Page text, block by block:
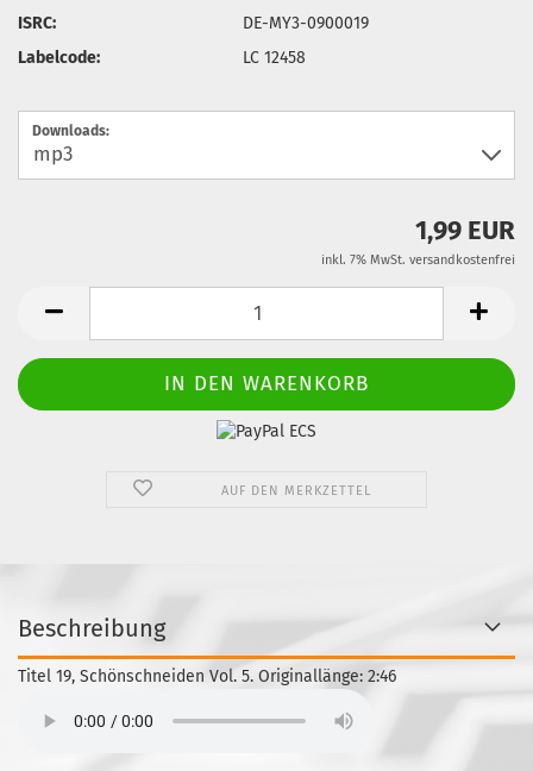
ISRC:
DE-MY3-0900019
Labelcode:
LC 12458
Downloads:
1,99 EUR
inkl. 7% MwSt. versandkostenfrei
AUF DEN MERKZETTEL
Beschreibung
Titel 19, Schönschneiden Vol. 5. Originallänge: 2:46